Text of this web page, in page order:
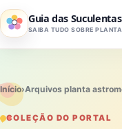
Pular para o conteúdo
Guia das Suculentas
Início›Arquivos planta
COLEÇÃO DO PORTAL